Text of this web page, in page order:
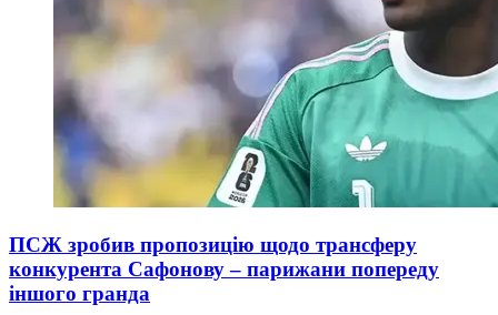
ПСЖ зробив пропозицію щодо трансферу
конкурента Сафонову – парижани попереду
іншого гранда